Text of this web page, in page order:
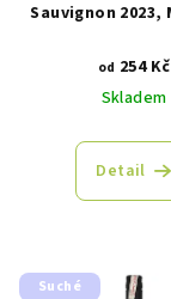
Sauvignon 2023,
od 254 Kč
Skladem
Detail
Suché